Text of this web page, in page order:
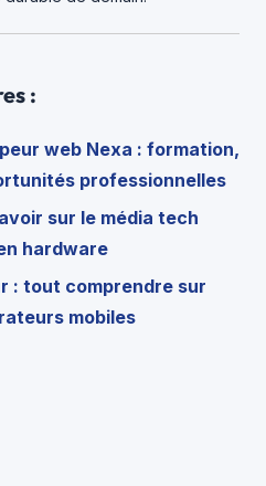
:
web Nexa : formation,
professionnelles
sur le média tech
hardware
: tout comprendre sur
mobiles